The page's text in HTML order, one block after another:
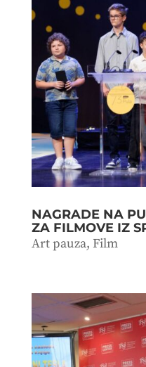
NAGRADE NA
ZA FILMOVE IZ
Art pauza, Film